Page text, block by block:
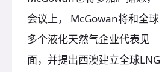
会议上， McGowan将和全球
多个液化天然气企业代表见
面，并提出西澳建立全球LNG